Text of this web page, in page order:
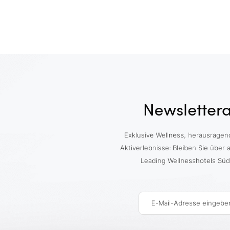
Exklusive Wellness,
Aktiverlebnisse: Bleiben Sie über
Leading Wellnesshotels
E-Mail-Adresse